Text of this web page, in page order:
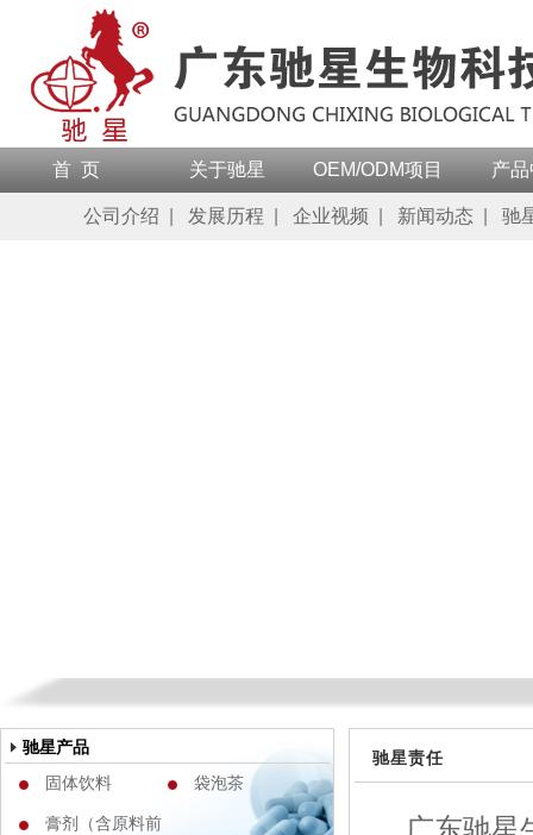
首 页 关于驰星 OEM/ODM项目 产
公司介绍 发展历程 企业视频 新闻动态 驰
驰星产品
固体饮料
袋泡茶
膏剂（含原料前
驰星责任
广东驰星